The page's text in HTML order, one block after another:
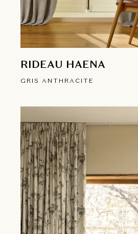
RIDEAU HAENA
GRIS ANTHRACITE